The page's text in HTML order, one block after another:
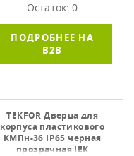
Остаток: 0
ПОДРОБНЕЕ НА
B2B
TEKFOR Дверца для
корпуса пластикового
КМПн-36 IP65 черная
прозрачная IEK